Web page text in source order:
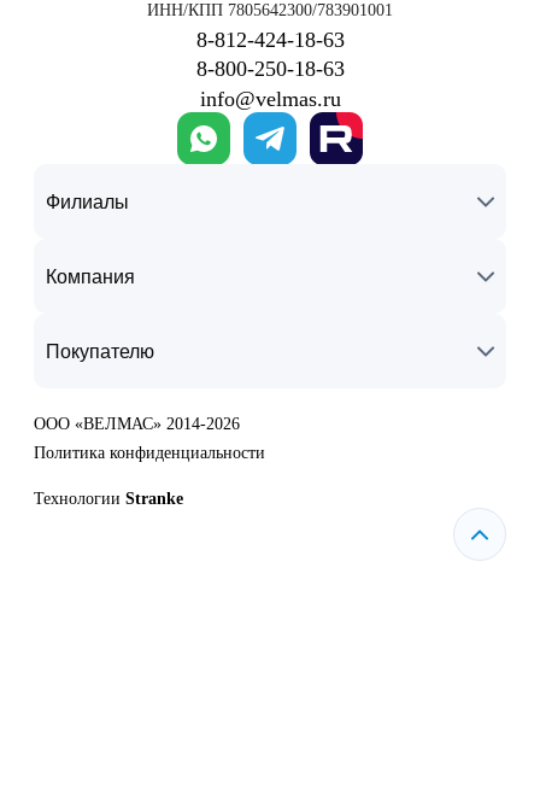
ИНН/КПП 7805642300/783901001
8‑812‑424‑18‑63
8‑800‑250‑18‑63
info@velmas.ru
Филиалы
Компания
Покупателю
ООО «ВЕЛМАС» 2014-2026
Политика конфиденциальности
Технологии Stranke